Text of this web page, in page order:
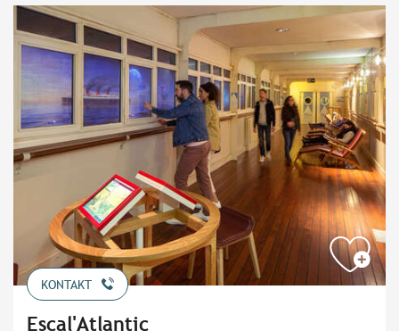
KONTAKT
Escal'Atlantic